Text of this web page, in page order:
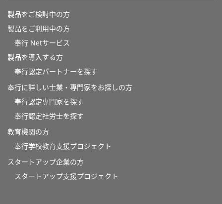
製品をご検討中の方
製品をご利用中の方
奉行 Netサービス
製品を導入する方
奉行認定パートナーを探す
奉行に詳しい士業・専門家をお探しの方
奉行認定専門家を探す
奉行認定社労士を探す
教育機関の方
奉⾏学校教育⽀援プロジェクト
スタートアップ企業の方
スタートアップ支援プロジェクト